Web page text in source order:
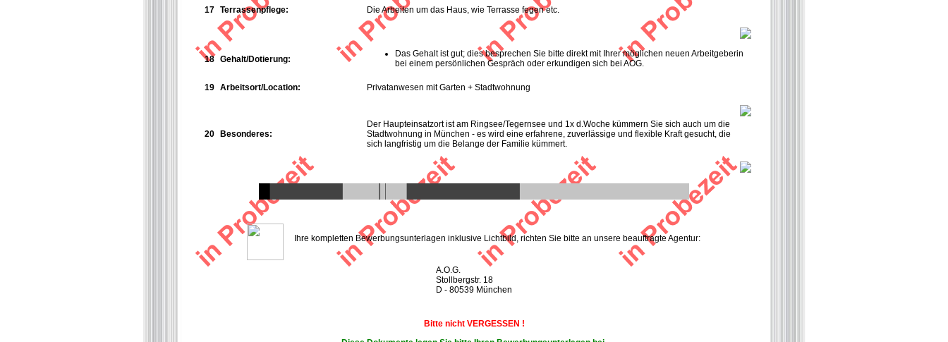
17 Terrassenpflege: Die Arbeiten um das Haus, wie Terrasse fegen etc.
18 Gehalt/Dotierung:
Das Gehalt ist gut; dies besprechen Sie bitte direkt mit Ihrer möglichen neuen Arbeitgeberin
bei einem persönlichen Gespräch oder erkundigen sich bei AOG.
19 Arbeitsort/Location: Privatanwesen mit Garten + Stadtwohnung
20 Besonderes:
Der Haupteinsatzort ist am Ringsee/Tegernsee und 1x d.Woche kümmern Sie sich auch um die
Stadtwohnung in München - es wird eine erfahrene, zuverlässige und flexible Kraft gesucht, die
sich langfristig um die Belange der Familie kümmert.
Ihre kompletten Bewerbungsunterlagen inklusive Lichtbild, richten Sie bitte an unsere beauftragte Agentur:
A.O.G.
Stollbergstr. 18
D - 80539 München
Bitte nicht VERGESSEN !